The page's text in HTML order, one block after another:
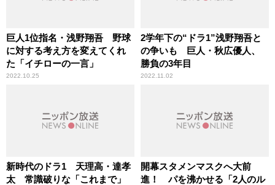
巨人1位指名・浅野翔吾 野球
に対する考え方を変えてくれ
た「イチローの一言」
2022.10.25
2学年下の“ドラ1”浅野翔吾と
の争いも 巨人・秋広優人、
勝負の3年目
2022.11.02
新時代のドラ1 天理高・達孝
太 常識破りな「これまで」
開幕スタメンマスクへ大前
進！ パを沸かせる「2人のル